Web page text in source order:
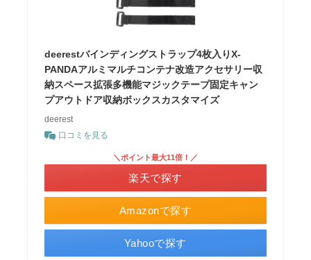
deerestバインディングストラップ4枚入りX-
PANDAアルミマルチコンテナ改造アクセサリー収
納スペース拡張多機能マジックテープ固定キャン
プアウトドア収納ボックスカスタマイズ
deerest
口コミを見る
Amazonで探す
＼ポイント最大11倍！／
楽天で探す
Yahooで探す